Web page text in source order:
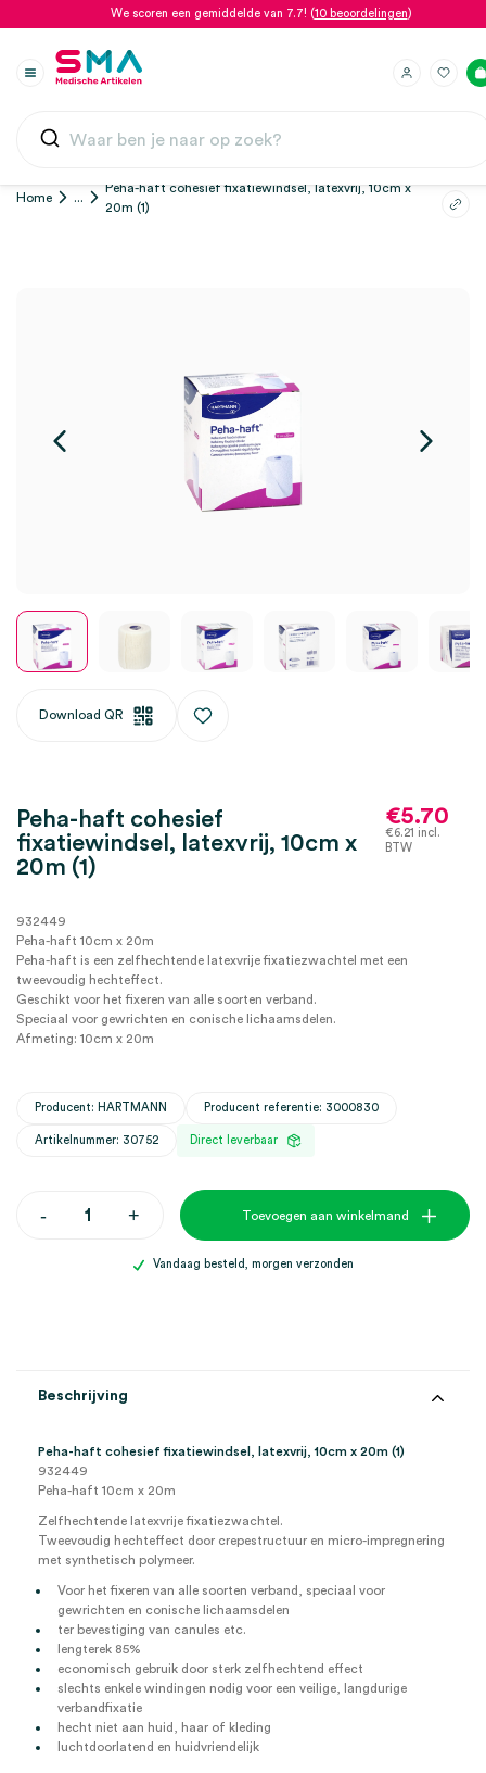
We scoren een gemiddelde van 7.7! (10 beoordelingen)
Home ...
Peha-haft cohesief fixatiewindsel, latexvrij, 10cm x
20m (1)
Download QR
Peha-haft cohesief
fixatiewindsel, latexvrij, 10cm x
20m (1)
€5.70
€6.21 incl.
BTW
932449
Peha-haft 10cm x 20m
Peha-haft is een zelfhechtende latexvrije fixatiezwachtel met een
tweevoudig hechteffect.
Geschikt voor het fixeren van alle soorten verband.
Speciaal voor gewrichten en conische lichaamsdelen.
Afmeting: 10cm x 20m
Producent: HARTMANN Producent referentie: 3000830
Artikelnummer: 30752 Direct leverbaar
-
fixatiewindsel,
+ Toevoegen aan winkelmand
Vandaag besteld, morgen verzonden
Beschrijving
Peha-haft cohesief fixatiewindsel, latexvrij, 10cm x 20m (1)
932449
Peha-haft 10cm x 20m
Zelfhechtende latexvrije fixatiezwachtel.
Tweevoudig hechteffect door crepestructuur en micro-impregnering
met synthetisch polymeer.
Voor het fixeren van alle soorten verband, speciaal voor
gewrichten en conische lichaamsdelen
ter bevestiging van canules etc.
lengterek 85%
economisch gebruik door sterk zelfhechtend effect
slechts enkele windingen nodig voor een veilige, langdurige
verbandfixatie
hecht niet aan huid, haar of kleding
luchtdoorlatend en huidvriendelijk